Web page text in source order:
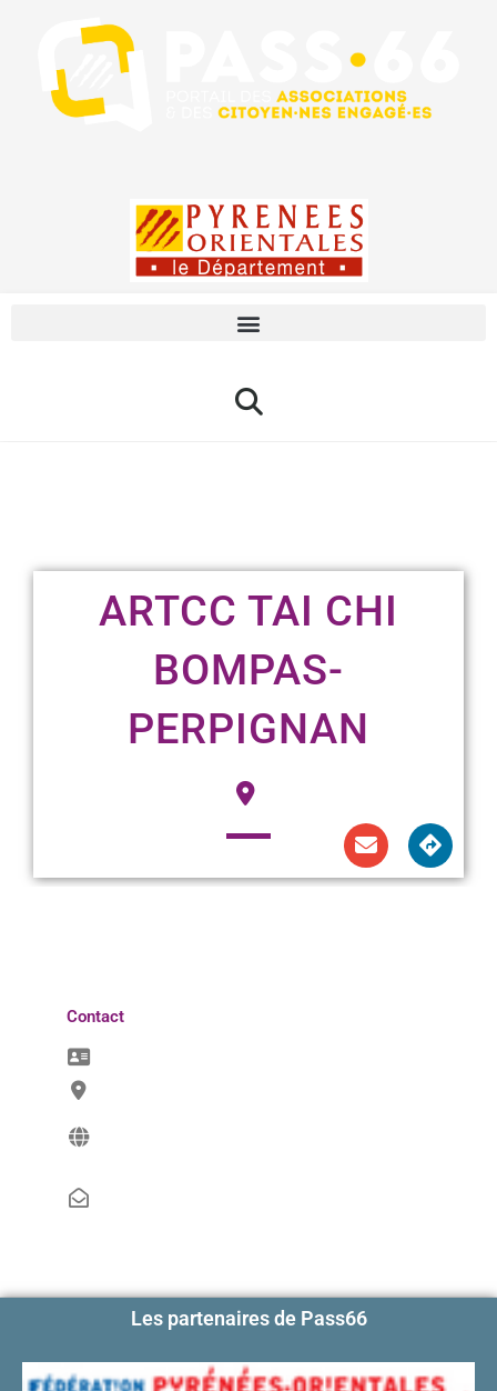
ARTCC TAI CHI
BOMPAS-
PERPIGNAN
Contact
Les partenaires de Pass66